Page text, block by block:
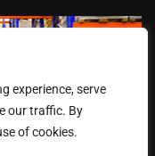
experience, serve
our traffic. By
of cookies.